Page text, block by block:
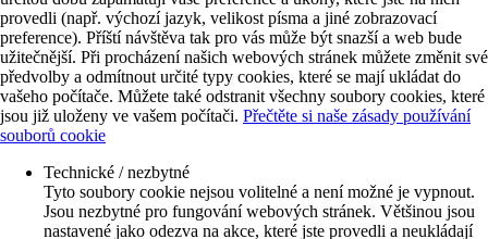
provedli (např. výchozí jazyk, velikost písma a jiné zobrazovací
preference). Příští návštěva tak pro vás může být snazší a web bude
užitečnější. Při procházení našich webových stránek můžete změnit své
předvolby a odmítnout určité typy cookies, které se mají ukládat do
vašeho počítače. Můžete také odstranit všechny soubory cookies, které
jsou již uloženy ve vašem počítači. Přečtěte si naše zásady používání
souborů cookie
Technické / nezbytné
Tyto soubory cookie nejsou volitelné a není možné je vypnout.
Jsou nezbytné pro fungování webových stránek. Většinou jsou
nastavené jako odezva na akce, které jste provedli a neukládají